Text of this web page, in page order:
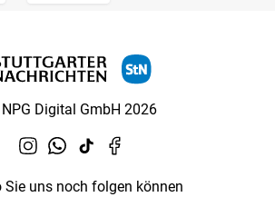
Digital GmbH 2026
Sie uns noch folgen können